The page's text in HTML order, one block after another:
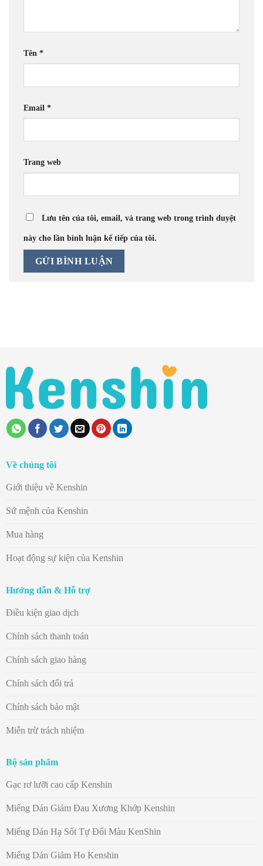
Tên *
Email *
Trang web
Lưu tên của tôi, email, và trang web trong trình duyệt
này cho lần bình luận kế tiếp của tôi.
Về chúng tôi
Giới thiệu về Kenshin
Sứ mệnh của Kenshin
Mua hàng
Hoạt động sự kiện của Kenshin
Hướng dẫn & Hỗ trợ
Điều kiện giao dịch
Chính sách thanh toán
Chính sách giao hàng
Chính sách đổi trả
Chính sách bảo mật
Miễn trừ trách nhiệm
Bộ sản phẩm
Gạc rơ lưỡi cao cấp Kenshin
Miếng Dán Giảm Đau Xương Khớp Kenshin
Miếng Dán Hạ Sốt Tự Đổi Màu KenShin
Miếng Dán Giảm Ho Kenshin